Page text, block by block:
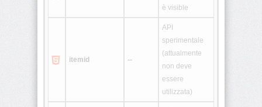
<noscript>
è visible
itemid --
API
sperimentale
(attualmente
non deve
essere
utilizzata)